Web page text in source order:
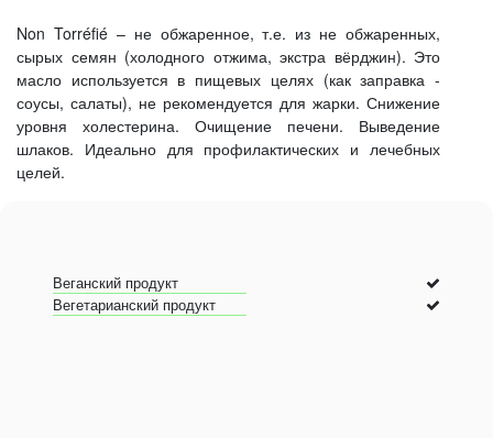
Non Torréfié – не обжаренное, т.е. из не обжаренных,
сырых семян (холодного отжима, экстра вёрджин). Это
масло используется в пищевых целях (как заправка -
соусы, салаты), не рекомендуется для жарки. Снижение
уровня холестерина. Очищение печени. Выведение
шлаков. Идеально для профилактических и лечебных
целей.
Веганский продукт
Вегетарианский продукт